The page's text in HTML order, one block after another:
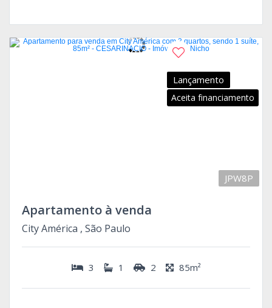
Lançamento
Aceita financiamento
JPW8P
Apartamento à venda
City América , São Paulo
3 1 2 85m²